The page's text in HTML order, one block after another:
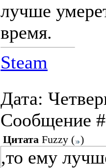
лучше
время.
Steam
Дата:
Сообщение
Цитата Fuzzy ( )
,то ему